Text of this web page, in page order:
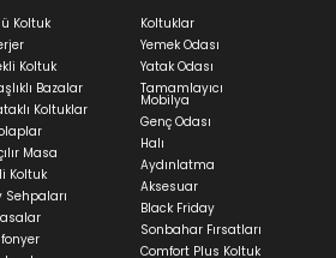
Koltuk
Koltuk
Bazalar
Koltuklar
Masa
Koltuk
Sehpaları
Koltuklar
Yemek Odası
Yatak Odası
Tamamlayıcı
Mobilya
Genç Odası
Halı
Aydınlatma
Aksesuar
Black Friday
Sonbahar Fırsatları
Comfort Plus Koltuk